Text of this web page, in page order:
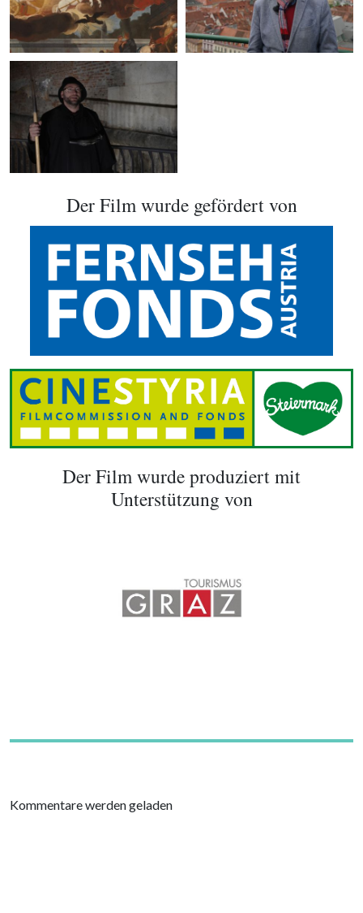
Der Film wurde gefördert von
Der Film wurde produziert mit
Unterstützung von
Kommentare werden geladen